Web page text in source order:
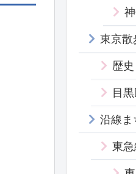
東京散
歴
目
沿線ま
東急